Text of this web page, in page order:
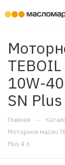
TEBOIL
10W-
SN
Главная —
Моторное масло
Plus 4 л.